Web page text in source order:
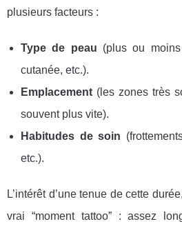
plusieurs facteurs :
Type de peau (plus ou
cutanée, etc.).
Emplacement (les zones très
souvent plus vite).
Habitudes de soin
etc.).
L’intérêt d’une tenue de cette
vrai “moment tattoo” : assez